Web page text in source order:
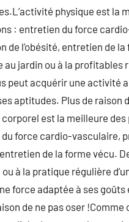
physique est la
: entretien du force
de l’obésité, entretien de
au jardin ou à la profitables
peut acquérir une activité
aptitudes. Plus de raison
corporel est la meilleure
force cardio-vasculaire,
entretien de la forme vécu.
à la pratique régulière
force adaptée à ses
de ne pas oser !Comme